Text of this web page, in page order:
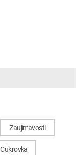
Zaujímavosti
Cukrovka